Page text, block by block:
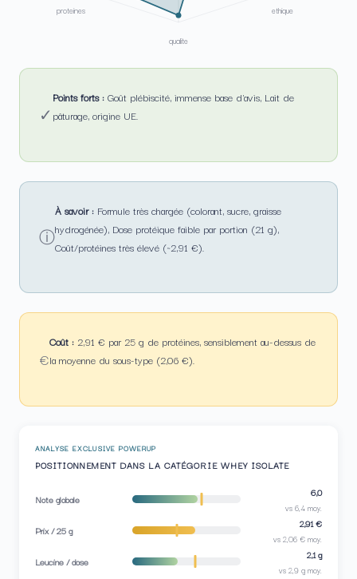
ethique
qualite
proteines
✓
Points forts : Goût plébiscité, immense base d'avis, Lait de
pâturage, origine UE.
ⓘ
À savoir : Formule très chargée (colorant, sucre, graisse
hydrogénée), Dose protéique faible par portion (21 g),
Coût/protéines très élevé (~2,91 €).
€
Coût : 2,91 € par 25 g de protéines, sensiblement au-dessus de
la moyenne du sous-type (2,06 €).
ANALYSE EXCLUSIVE POWERUP
POSITIONNEMENT DANS LA CATÉGORIE WHEY ISOLATE
Note globale 6,0
vs 6,4 moy.
Prix / 25 g 2,91 €
vs 2,06 € moy.
Leucine / dose 2,1 g
vs 2,9 g moy.